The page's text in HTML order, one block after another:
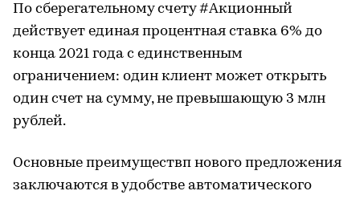
По сберегательному счету #Акционный
действует единая процентная ставка 6% до
конца 2021 года с единственным
ограничением: один клиент может открыть
один счет на сумму, не превышающую 3 млн
рублей.
Основные преимуществп нового предложения
заключаются в удобстве автоматического